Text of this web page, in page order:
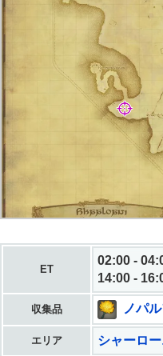
ET
02:00 -
14:00 -
収集品 ノパ
エリア シャーロ